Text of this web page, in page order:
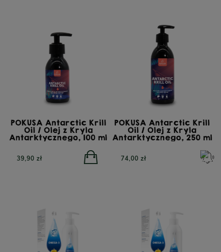
POKUSA Antarctic Krill
Oil / Olej z Kryla
Antarktycznego, 100 ml
39,90 zł
POKUSA Antarctic Krill
Oil / Olej z Kryla
Antarktycznego, 250 ml
74,00 zł